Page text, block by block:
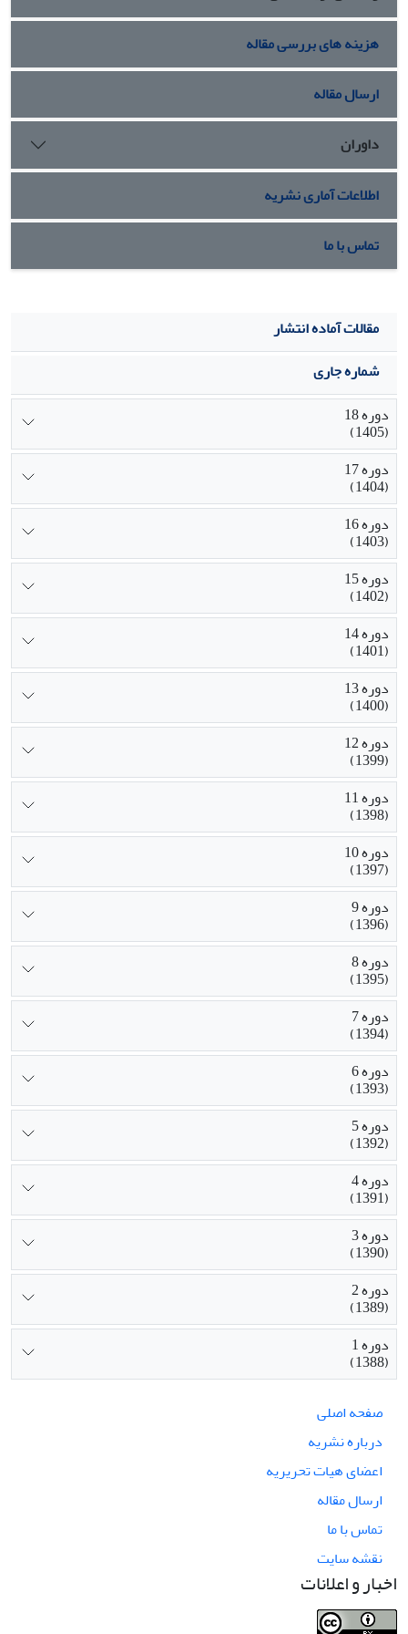
هزینه های بررسی مقاله
ارسال مقاله
داوران
اطلاعات آماری نشریه
تماس با ما
مقالات آماده انتشار
شماره جاری
دوره 18
(1405)
دوره 17
(1404)
دوره 16
(1403)
دوره 15
(1402)
دوره 14
(1401)
دوره 13
(1400)
دوره 12
(1399)
دوره 11
(1398)
دوره 10
(1397)
دوره 9
(1396)
دوره 8
(1395)
دوره 7
(1394)
دوره 6
(1393)
دوره 5
(1392)
دوره 4
(1391)
دوره 3
(1390)
دوره 2
(1389)
دوره 1
(1388)
صفحه اصلی
درباره نشریه
اعضای هیات تحریریه
ارسال مقاله
تماس با ما
نقشه سایت
اخبار و اعلانات